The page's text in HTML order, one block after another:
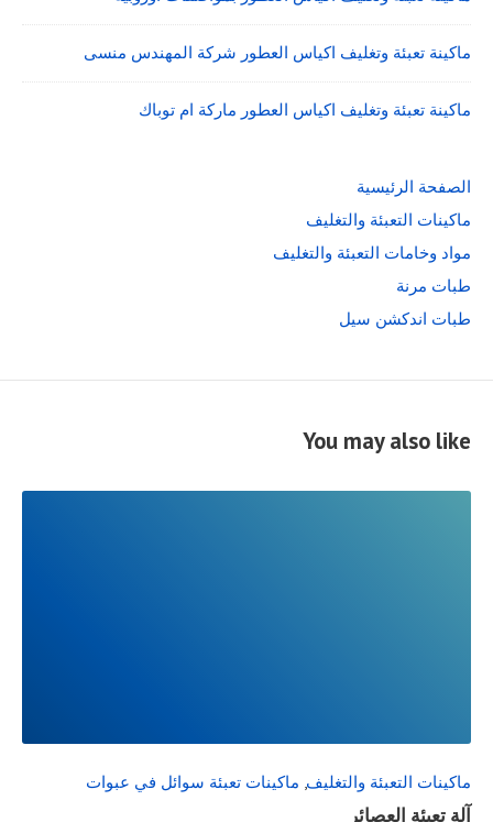
ماكينة تعبئة وتغليف اكياس العطور شركة المهندس منسى
ماكينة تعبئة وتغليف اكياس العطور ماركة ام توباك
الصفحة الرئيسية
ماكينات التعبئة والتغليف
مواد وخامات التعبئة والتغليف
طبات مرنة
طبات اندكشن سيل
You may also like
ماكينات التعبئة والتغليف ماكينات تعبئة سوائل في عبوات
آلة تعبئة العصائر